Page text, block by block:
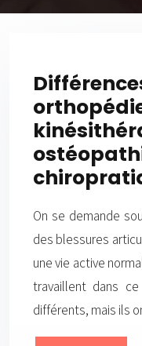
On se demande
des blessures
une vie active
travaillent dans
différents, mais ils